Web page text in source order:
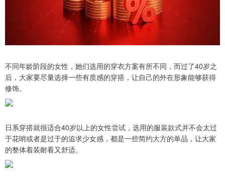
不同年龄阶段的女性，她们选用的穿衣方案有所不同，而过了40岁之
后，大家要尽量选择一些有质感的穿搭，让自己的外在形象能够获得
修饰。
日系穿搭就很适合40岁以上的女性尝试，选用的服装款式并不会太过
于花哨或者是过于的追求少女感，都是一些简约大方的单品，让大家
的整体着装耐看又舒适。